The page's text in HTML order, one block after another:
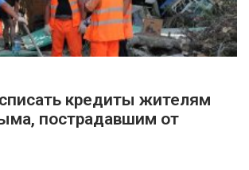
кредиты жителям
пострадавшим от